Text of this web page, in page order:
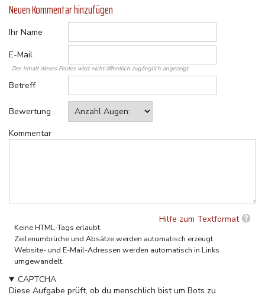
Neuen Kommentar hinzufügen
Ihr Name
E-Mail
Der Inhalt dieses Feldes wird nicht öffentlich zugänglich angezeigt.
Betreff
Bewertung
Kommentar
Hilfe zum Textformat
Keine HTML-Tags erlaubt.
Zeilenumbrüche und Absätze werden automatisch erzeugt.
Website- und E-Mail-Adressen werden automatisch in Links
umgewandelt.
CAPTCHA
Diese Aufgabe prüft, ob du menschlich bist um Bots zu